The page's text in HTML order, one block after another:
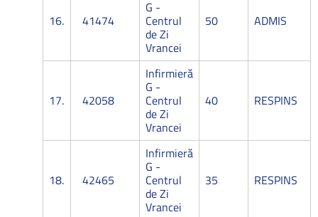
16. 41474
G -
Centrul
de Zi
Vrancei
50 ADMIS
17. 42058
Infirmieră
G -
Centrul
de Zi
Vrancei
40 RESPINS
18. 42465
Infirmieră
G -
Centrul
de Zi
Vrancei
35 RESPINS